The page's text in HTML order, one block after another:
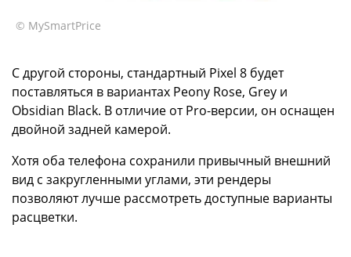
© MySmartPrice
С другой стороны, стандартный Pixel 8 будет
поставляться в вариантах Peony Rose, Grey и
Obsidian Black. В отличие от Pro-версии, он оснащен
двойной задней камерой.
Хотя оба телефона сохранили привычный внешний
вид с закругленными углами, эти рендеры
позволяют лучше рассмотреть доступные варианты
расцветки.